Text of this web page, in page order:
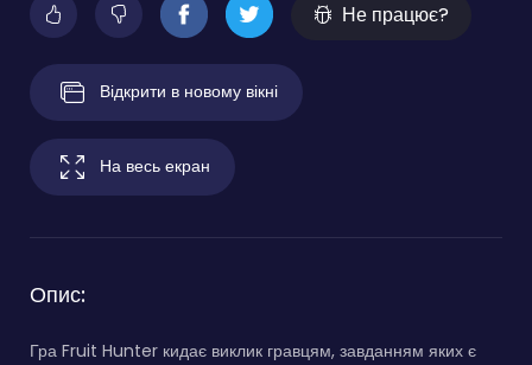
Не працює?
Відкрити в новому вікні
На весь екран
Опис:
Гра Fruit Hunter кидає виклик гравцям, завданням яких є